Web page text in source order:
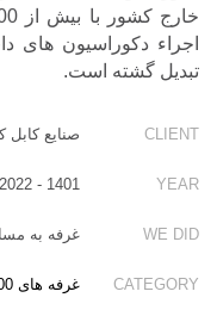
اجراء دکوراسیون های
تبدیل گشته است.
CLIENT صنایع کابل
YEAR
1401 - 2022
WE DID غرفه به مساحت 59.5
CATEGORY غرفه های 200-51 مترمربع